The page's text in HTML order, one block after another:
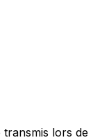
transmis lors de